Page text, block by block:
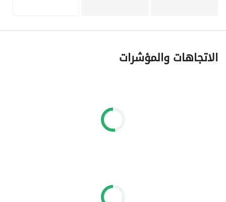
الاتجاهات والمؤشرات